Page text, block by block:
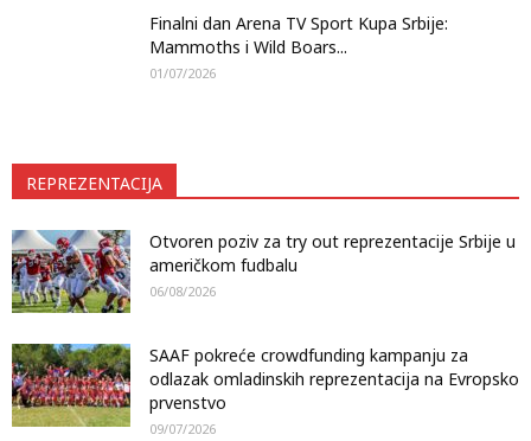
Finalni dan Arena TV Sport Kupa Srbije:
Mammoths i Wild Boars...
01/07/2026
REPREZENTACIJA
Otvoren poziv za try out reprezentacije Srbije u
američkom fudbalu
06/08/2026
SAAF pokreće crowdfunding kampanju za
odlazak omladinskih reprezentacija na Evropsko
prvenstvo
09/07/2026